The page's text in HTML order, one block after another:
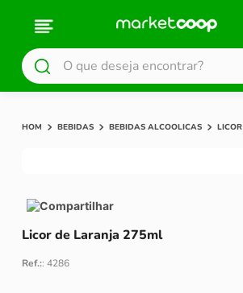
O que deseja encontrar?
BEBIDAS BEBIDAS ALCOOLICAS LICOR
Compartilhar
Licor de Laranja 275ml
Ref.::4286